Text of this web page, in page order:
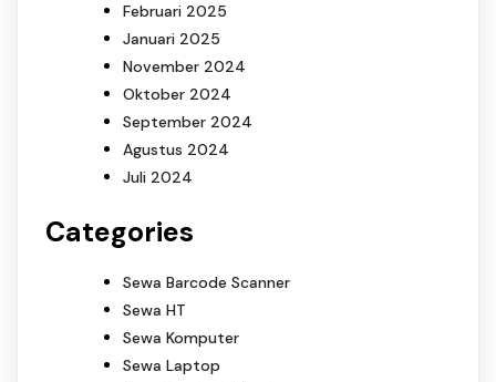
Februari 2025
Januari 2025
November 2024
Oktober 2024
September 2024
Agustus 2024
Juli 2024
Categories
Sewa Barcode Scanner
Sewa HT
Sewa Komputer
Sewa Laptop